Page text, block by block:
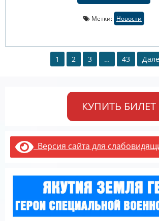
Метки: Новости
1 2 3 … 43
КУПИТЬ БИЛЕТ
Версия сайта для